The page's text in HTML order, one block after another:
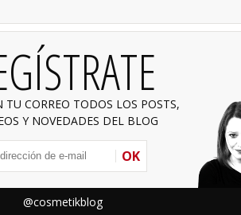
TU CORREO TODOS LOS POSTS,
Y NOVEDADES DEL BLOG
OK
@cosmetikblog